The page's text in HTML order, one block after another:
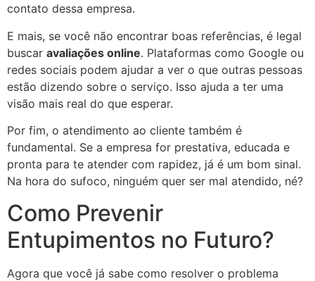
contato dessa empresa.
E mais, se você não encontrar boas referências, é legal
buscar avaliações online. Plataformas como Google ou
redes sociais podem ajudar a ver o que outras pessoas
estão dizendo sobre o serviço. Isso ajuda a ter uma
visão mais real do que esperar.
Por fim, o atendimento ao cliente também é
fundamental. Se a empresa for prestativa, educada e
pronta para te atender com rapidez, já é um bom sinal.
Na hora do sufoco, ninguém quer ser mal atendido, né?
Como Prevenir
Entupimentos no Futuro?
Agora que você já sabe como resolver o problema